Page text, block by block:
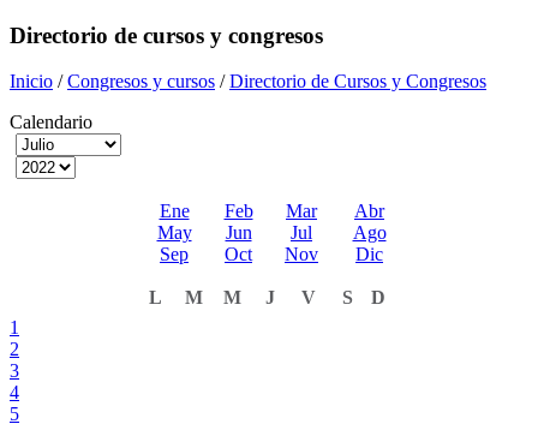
Directorio de cursos y congresos
Inicio /Congresos y cursos /Directorio de Cursos y Congresos
Calendario
Ene Feb Mar
Abr
May
Jun Jul
Ago
Sep
Oct Nov Dic
L M M J V S
D
1
2
3
4
5